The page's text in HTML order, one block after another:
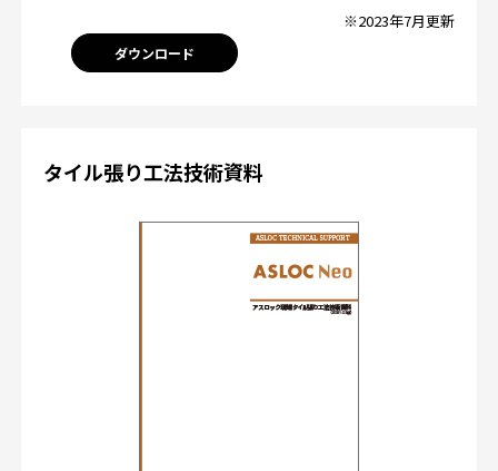
※2023年7月更新
ダウンロード
タイル張り工法技術資料